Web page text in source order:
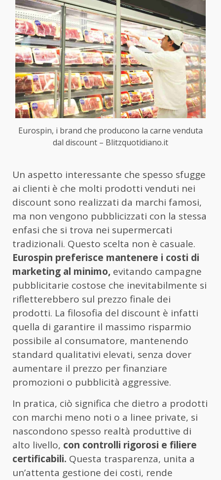
Eurospin, i brand che producono la carne venduta
dal discount – Blitzquotidiano.it
Un aspetto interessante che spesso sfugge
ai clienti è che molti prodotti venduti nei
discount sono realizzati da marchi famosi,
ma non vengono pubblicizzati con la stessa
enfasi che si trova nei supermercati
tradizionali. Questo scelta non è casuale.
Eurospin preferisce mantenere i costi di
marketing al minimo, evitando campagne
pubblicitarie costose che inevitabilmente si
rifletterebbero sul prezzo finale dei
prodotti. La filosofia del discount è infatti
quella di garantire il massimo risparmio
possibile al consumatore, mantenendo
standard qualitativi elevati, senza dover
aumentare il prezzo per finanziare
promozioni o pubblicità aggressive.
In pratica, ciò significa che dietro a prodotti
con marchi meno noti o a linee private, si
nascondono spesso realtà produttive di
alto livello, con controlli rigorosi e filiere
certificabili. Questa trasparenza, unita a
un’attenta gestione dei costi, rende